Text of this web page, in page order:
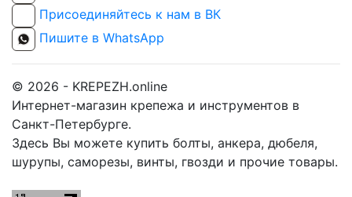
Присоединяйтесь к нам в ВК
Пишите в WhatsApp
© 2026 - KREPEZH.online
Интернет-магазин крепежа и инструментов в
Санкт-Петербурге.
Здесь Вы можете купить болты, анкера, дюбеля,
шурупы, саморезы, винты, гвозди и прочие товары.